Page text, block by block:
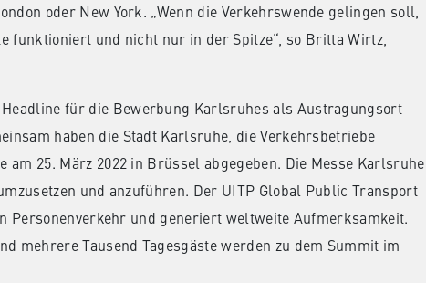
oder New York. „Wenn die Verkehrswende gelingen soll,
funktioniert und nicht nur in der Spitze“, so Britta Wirtz,
Headline für die Bewerbung Karlsruhes als Austragungsort
haben die Stadt Karlsruhe, die Verkehrsbetriebe
25. März 2022 in Brüssel abgegeben. Die Messe Karlsruhe
und anzuführen. Der UITP Global Public Transport
Personenverkehr und generiert weltweite Aufmerksamkeit.
mehrere Tausend Tagesgäste werden zu dem Summit im